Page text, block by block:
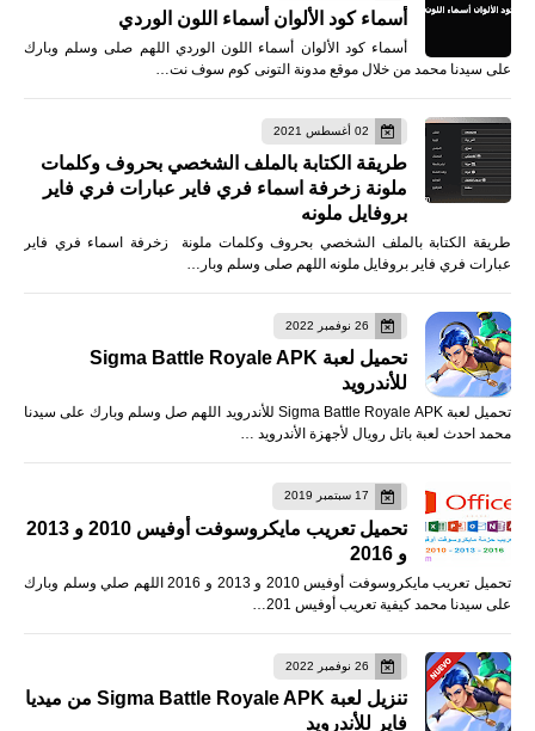
أسماء كود الألوان أسماء اللون الوردي
أسماء كود الألوان أسماء اللون الوردي اللهم صلى وسلم وبارك
على سيدنا محمد من خلال موقع مدونة التونى كوم سوف نت…
02 أغسطس 2021
طريقة الكتابة بالملف الشخصي بحروف وكلمات
ملونة زخرفة اسماء فري فاير عبارات فري فاير
بروفايل ملونه
طريقة الكتابة بالملف الشخصي بحروف وكلمات ملونة زخرفة اسماء فري فاير
عبارات فري فاير بروفايل ملونه اللهم صلى وسلم وبار…
26 نوفمبر 2022
تحميل لعبة Sigma Battle Royale APK
للأندرويد
تحميل لعبة Sigma Battle Royale APK للأندرويد اللهم صل وسلم وبارك على سيدنا
محمد احدث لعبة باتل رويال لأجهزة الأندرويد …
17 سبتمبر 2019
تحميل تعريب مايكروسوفت أوفيس 2010 و 2013
و 2016
تحميل تعريب مايكروسوفت أوفيس 2010 و 2013 و 2016 اللهم صلي وسلم وبارك
على سيدنا محمد كيفية تعريب أوفيس 201…
26 نوفمبر 2022
تنزيل لعبة Sigma Battle Royale APK من ميديا
فاير للأندرويد